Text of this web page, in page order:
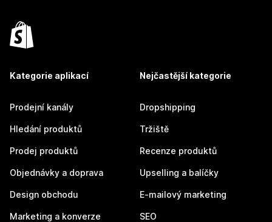
Kategorie aplikací
Prodejní kanály
Hledání produktů
Prodej produktů
Objednávky a doprava
Design obchodu
Marketing a konverze
Nejčastější kategorie
Dropshipping
Tržiště
Recenze produktů
Upselling a balíčky
E-mailový marketing
SEO